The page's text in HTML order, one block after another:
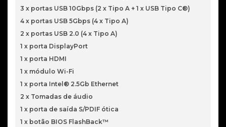
3 x portas USB 10Gbps (2 x Tipo A + 1 x USB Tipo C®)
4 x portas USB 5Gbps (4 x Tipo A)
2 x portas USB 2.0 (4 x Tipo A)
1 x porta DisplayPort
1 x porta HDMI
1 x módulo Wi-Fi
1 x porta Intel® 2.5Gb Ethernet
2 x Tomadas de áudio
1 x porta de saída S/PDIF ótica
1 x botão BIOS FlashBack™